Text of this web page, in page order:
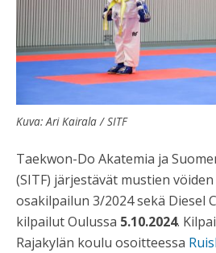
Kuva: Ari Kairala / SITF
Taekwon-Do Akatemia ja
(SITF) järjestävät mustien
osakilpailun 3/2024 sekä Diesel
kilpailut Oulussa 5.10.2024.
Rajakylän koulu osoitteessa